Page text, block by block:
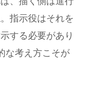
指示役はそれを
する必要があり
な考え方こそが